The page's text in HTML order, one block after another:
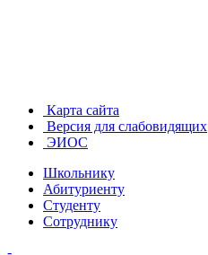
Карта сайта
Версия для слабовидящих
ЭИОС
Школьнику
Абитуриенту
Студенту
Сотруднику
-